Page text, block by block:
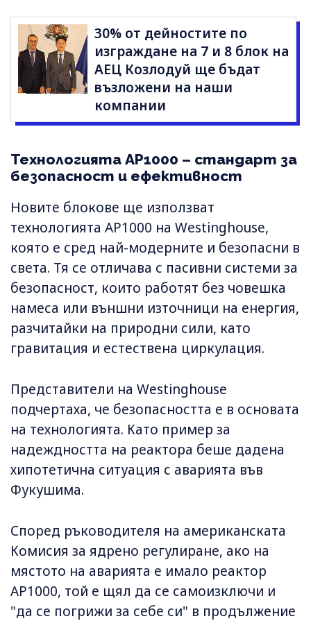
30% от дейностите по
изграждане на 7 и 8 блок на
АЕЦ Козлодуй ще бъдат
възложени на наши
компании
Технологията AP1000 – стандарт за
безопасност и ефективност
Новите блокове ще използват
технологията AP1000 на Westinghouse,
която е сред най-модерните и безопасни в
света. Тя се отличава с пасивни системи за
безопасност, които работят без човешка
намеса или външни източници на енергия,
разчитайки на природни сили, като
гравитация и естествена циркулация.
Представители на Westinghouse
подчертаха, че безопасността е в основата
на технологията. Като пример за
надеждността на реактора беше дадена
хипотетична ситуация с аварията във
Фукушима.
Според ръководителя на американската
Комисия за ядрено регулиране, ако на
мястото на аварията е имало реактор
AP1000, той е щял да се самоизключи и
"да се погрижи за себе си" в продължение